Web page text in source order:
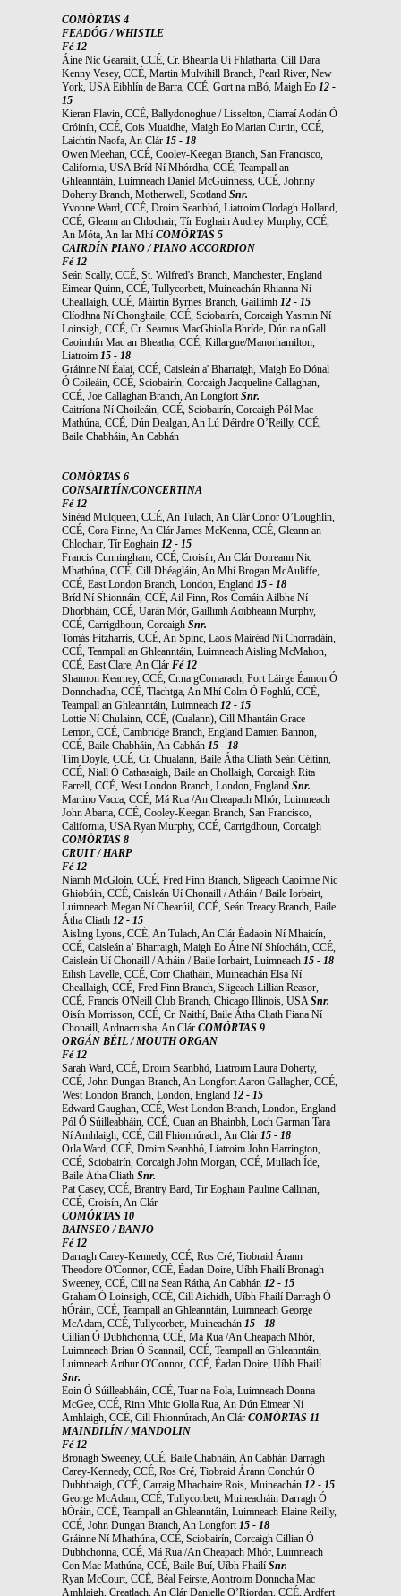
COMÓRTAS 4
FEADÓG / WHISTLE
Fé 12
Áine Nic Gearailt, CCÉ, Cr. Bheartla Uí Fhlatharta, Cill Dara
Kenny Vesey, CCÉ, Martin Mulvihill Branch, Pearl River, New
York, USA Eibhlín de Barra, CCÉ, Gort na mBó, Maigh Eo 12 -
15
Kieran Flavin, CCÉ, Ballydonoghue / Lisselton, Ciarraí Aodán Ó
Cróinín, CCÉ, Cois Muaidhe, Maigh Eo Marian Curtin, CCÉ,
Laichtín Naofa, An Clár 15 - 18
Owen Meehan, CCÉ, Cooley-Keegan Branch, San Francisco,
California, USA Bríd Ní Mhórdha, CCÉ, Teampall an
Ghleanntáin, Luimneach Daniel McGuinness, CCÉ, Johnny
Doherty Branch, Motherwell, Scotland Snr.
Yvonne Ward, CCÉ, Droim Seanbhó, Liatroim Clodagh Holland,
CCÉ, Gleann an Chlochair, Tír Eoghain Audrey Murphy, CCÉ,
An Móta, An Iar Mhí COMÓRTAS 5
CAIRDÍN PIANO / PIANO ACCORDION
Fé 12
Seán Scally, CCÉ, St. Wilfred's Branch, Manchester, England
Eimear Quinn, CCÉ, Tullycorbett, Muineachán Rhianna Ní
Cheallaigh, CCÉ, Máirtín Byrnes Branch, Gaillimh 12 - 15
Clíodhna Ní Chonghaile, CCÉ, Sciobairín, Corcaigh Yasmin Ní
Loinsigh, CCÉ, Cr. Seamus MacGhiolla Bhríde, Dún na nGall
Caoimhín Mac an Bheatha, CCÉ, Killargue/Manorhamilton,
Liatroim 15 - 18
Gráinne Ní Éalaí, CCÉ, Caisleán a' Bharraigh, Maigh Eo Dónal
Ó Coileáin, CCÉ, Sciobairín, Corcaigh Jacqueline Callaghan,
CCÉ, Joe Callaghan Branch, An LongfortSnr.
Caitríona Ní Choileáin, CCÉ, Sciobairín, Corcaigh Pól Mac
Mathúna, CCÉ, Dún Dealgan, An Lú Déirdre O’Reilly, CCÉ,
Baile Chabháin, An Cabhán
COMÓRTAS 6
CONSAIRTÍN/CONCERTINA
Fé 12
Sinéad Mulqueen, CCÉ, An Tulach, An Clár Conor O’Loughlin,
CCÉ, Cora Finne, An Clár James McKenna, CCÉ, Gleann an
Chlochair, Tír Eoghain 12 - 15
Francis Cunningham, CCÉ, Croisín, An Clár Doireann Nic
Mhathúna, CCÉ, Cill Dhéagláin, An Mhí Brogan McAuliffe,
CCÉ, East London Branch, London, England 15 - 18
Bríd Ní Shionnáin, CCÉ, Ail Finn, Ros Comáin Ailbhe Ní
Dhorbháin, CCÉ, Uarán Mór, Gaillimh Aoibheann Murphy,
CCÉ, Carrigdhoun, Corcaigh Snr.
Tomás Fitzharris, CCÉ, An Spinc, Laois Mairéad Ní Chorradáin,
CCÉ, Teampall an Ghleanntáin, Luimneach Aisling McMahon,
CCÉ, East Clare, An Clár Fé 12
Shannon Kearney, CCÉ, Cr.na gComarach, Port Láirge Éamon Ó
Donnchadha, CCÉ, Tlachtga, An Mhí Colm Ó Foghlú, CCÉ,
Teampall an Ghleanntáin, Luimneach 12 - 15
Lottie Ní Chulainn, CCÉ, (Cualann), Cill Mhantáin Grace
Lemon, CCÉ, Cambridge Branch, England Damien Bannon,
CCÉ, Baile Chabháin, An Cabhán 15 - 18
Tim Doyle, CCÉ, Cr. Chualann, Baile Átha Cliath Seán Céitinn,
CCÉ, Niall Ó Cathasaigh, Baile an Chollaigh, Corcaigh Rita
Farrell, CCÉ, West London Branch, London, England Snr.
Martino Vacca, CCÉ, Má Rua /An Cheapach Mhór, Luimneach
John Abarta, CCÉ, Cooley-Keegan Branch, San Francisco,
California, USA Ryan Murphy, CCÉ, Carrigdhoun, Corcaigh
COMÓRTAS 8
CRUIT / HARP
Fé 12
Niamh McGloin, CCÉ, Fred Finn Branch, Sligeach Caoimhe Nic
Ghiobúin, CCÉ, Caisleán Uí Chonaill / Atháin / Baile Iorbairt,
Luimneach Megan Ní Chearúil, CCÉ, Seán Treacy Branch, Baile
Átha Cliath 12 - 15
Aisling Lyons, CCÉ, An Tulach, An Clár Éadaoin Ní Mhaicín,
CCÉ, Caisleán a’ Bharraigh, Maigh Eo Áine Ní Shíocháin, CCÉ,
Caisleán Uí Chonaill / Atháin / Baile Iorbairt, Luimneach 15 - 18
Eilish Lavelle, CCÉ, Corr Chatháin, Muineachán Elsa Ní
Cheallaigh, CCÉ, Fred Finn Branch, Sligeach Lillian Reasor,
CCÉ, Francis O'Neill Club Branch, Chicago Illinois, USASnr.
Oisín Morrisson, CCÉ, Cr. Naithí, Baile Átha Cliath Fiana Ní
Chonaill, Ardnacrusha, An Clár COMÓRTAS 9
ORGÁN BÉIL / MOUTH ORGAN
Fé 12
Sarah Ward, CCÉ, Droim Seanbhó, Liatroim Laura Doherty,
CCÉ, John Dungan Branch, An Longfort Aaron Gallagher, CCÉ,
West London Branch, London, England 12 - 15
Edward Gaughan, CCÉ, West London Branch, London, England
Pól Ó Súilleabháin, CCÉ, Cuan an Bhainbh, Loch Garman Tara
Ní Amhlaigh, CCÉ, Cill Fhionnúrach, An Clár 15 - 18
Orla Ward, CCÉ, Droim Seanbhó, Liatroim John Harrington,
CCÉ, Sciobairín, Corcaigh John Morgan, CCÉ, Mullach Íde,
Baile Átha Cliath Snr.
Pat Casey, CCÉ, Brantry Bard, Tir Eoghain Pauline Callinan,
CCÉ, Croisín, An Clár
COMÓRTAS 10
BAINSEO / BANJO
Fé 12
Darragh Carey-Kennedy, CCÉ, Ros Cré, Tiobraid Árann
Theodore O'Connor, CCÉ, Éadan Doire, Uíbh Fhailí Bronagh
Sweeney, CCÉ, Cill na Sean Rátha, An Cabhán 12 - 15
Graham Ó Loinsigh, CCÉ, Cill Aichidh, Uíbh Fhailí Darragh Ó
hÓráin, CCÉ, Teampall an Ghleanntáin, Luimneach George
McAdam, CCÉ, Tullycorbett, Muineachán 15 - 18
Cillian Ó Dubhchonna, CCÉ, Má Rua /An Cheapach Mhór,
Luimneach Brian Ó Scannail, CCÉ, Teampall an Ghleanntáin,
Luimneach Arthur O'Connor, CCÉ, Éadan Doire, Uíbh Fhailí
Snr.
Eoin Ó Súilleabháin, CCÉ, Tuar na Fola, Luimneach Donna
McGee, CCÉ, Rinn Mhic Giolla Rua, An Dún Eimear Ní
Amhlaigh, CCÉ, Cill Fhionnúrach, An Clár COMÓRTAS 11
MAINDILÍN / MANDOLIN
Fé 12
Bronagh Sweeney, CCÉ, Baile Chabháin, An Cabhán Darragh
Carey-Kennedy, CCÉ, Ros Cré, Tiobraid Árann Conchúr Ó
Dubhthaigh, CCÉ, Carraig Mhachaire Rois, Muineachán 12 - 15
George McAdam, CCÉ, Tullycorbett, Muineacháin Darragh Ó
hÓráin, CCÉ, Teampall an Ghleanntáin, Luimneach Elaine Reilly,
CCÉ, John Dungan Branch, An Longfort15 - 18
Gráinne Ní Mhathúna, CCÉ, Sciobairín, Corcaigh Cillian Ó
Dubhchonna, CCÉ, Má Rua /An Cheapach Mhór, Luimneach
Con Mac Mathúna, CCÉ, Baile Buí, Uíbh Fhailí Snr.
Ryan McCourt, CCÉ, Béal Feirste, Aontroim Donncha Mac
Amhlaigh, Creatlach, An Clár Danielle O’Riordan, CCÉ, Ardfert